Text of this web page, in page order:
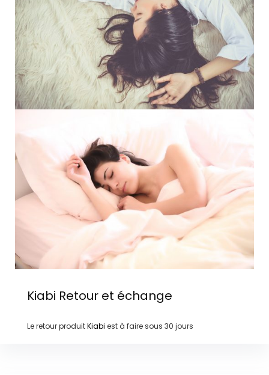
Kiabi Retour et échange
Le retour produitKiabi est à faire sous 30 jours